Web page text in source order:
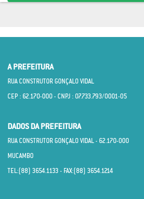
A PREFEITURA
RUA CONSTRUTOR GONÇALO VIDAL
CEP : 62.170­-000 - CNPJ : 07.733.793/0001­-05
DADOS DA PREFEITURA
RUA CONSTRUTOR GONÇALO VIDAL - 62.170­-000
MUCAMBO
TEL:(88) 3654.1133 - FAX:(88) 3654.1214